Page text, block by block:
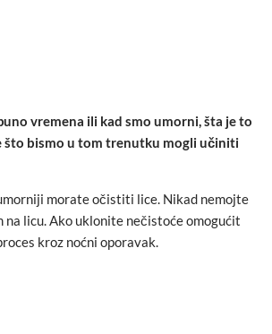
vremena ili kad smo umorni, šta je to
što bismo u tom trenutku mogli učiniti
morate očistiti lice. Nikad nemojte
na licu. Ako uklonite nečistoće omogućit
kroz noćni oporavak.